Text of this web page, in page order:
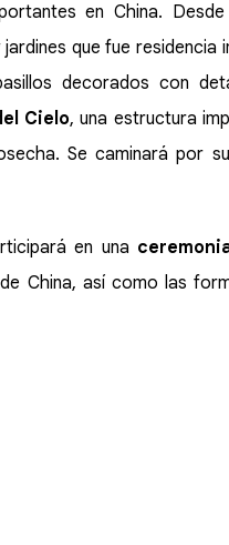
en China.
que fue residencia
decorados con
Cielo, una estructura
Se caminará por
en una
China, así como las